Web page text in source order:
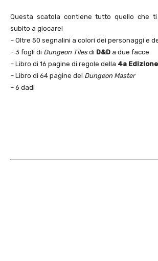
Questa scatola contiene tutto quello che
subito a giocare!
– Oltre 50 segnalini a colori dei personaggi e
– 3 fogli di Dungeon Tiles di D&D a due facce
– Libro di 16 pagine di regole della 4a Edizione
– Libro di 64 pagine del Dungeon Master
– 6 dadi